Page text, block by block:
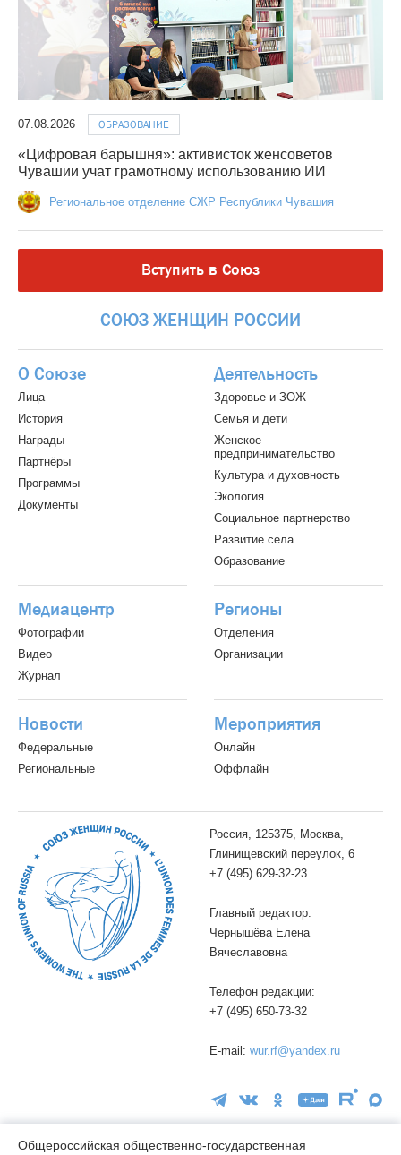
07.08.2026 ОБРАЗОВАНИЕ
«Цифровая барышня»: активисток женсоветов
Чувашии учат грамотному использованию ИИ
Региональное отделение СЖР Республики Чувашия
Вступить в Союз
СОЮЗ ЖЕНЩИН РОССИИ
О Союзе
Лица
История
Награды
Партнёры
Программы
Документы
Деятельность
Здоровье и ЗОЖ
Семья и дети
Женское
предпринимательство
Культура и духовность
Экология
Социальное партнерство
Развитие села
Образование
Медиацентр
Фотографии
Видео
Журнал
Регионы
Отделения
Организации
Новости
Федеральные
Региональные
Мероприятия
Онлайн
Оффлайн
Россия, 125375, Москва,
Глинищевский переулок, 6
+7 (495) 629-32-23
Главный редактор:
Чернышёва Елена
Вячеславовна
Телефон редакции:
+7 (495) 650-73-32
E-mail: wur.rf@yandex.ru
Общероссийская общественно-государственная